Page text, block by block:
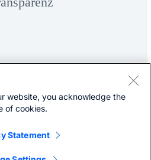
website, you acknowledge the
of cookies.
Statement